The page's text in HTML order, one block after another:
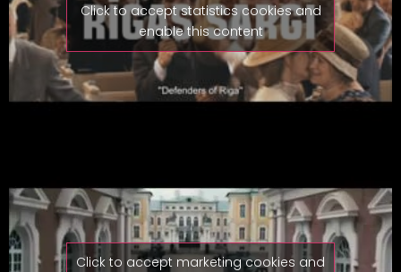
Click to accept statistics cookies and
enable this content
Click to accept marketing cookies and